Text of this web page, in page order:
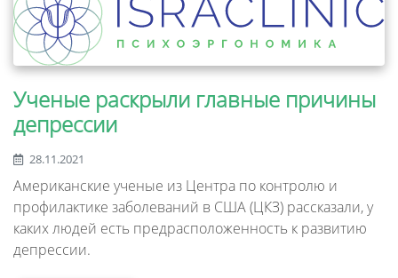
Ученые раскрыли главные причины
депрессии
28.11.2021
Американские ученые из Центра по контролю и
профилактике заболеваний в США (ЦКЗ) рассказали, у
каких людей есть предрасположенность к развитию
депрессии.